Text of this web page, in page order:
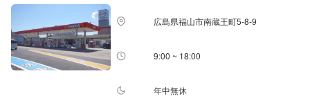
広島県福山市南蔵王町5-8-9
9:00 ~ 18:00
年中無休